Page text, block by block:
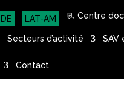
DE LAT-AM 📃 Centre
Secteurs d’activité SAV
Contact